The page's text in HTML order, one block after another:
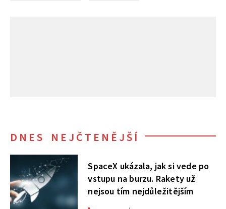
DNES NEJČTENĚJŠÍ
SpaceX ukázala, jak si vede po
vstupu na burzu. Rakety už
nejsou tím nejdůležitějším